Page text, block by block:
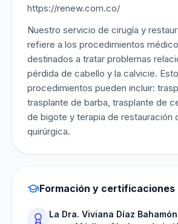
https://renew.com.co/
Nuestro servicio de cirugía y
refiere a los procedimientos
destinados a tratar problemas
pérdida de cabello y la calvicie.
procedimientos pueden incluir:
trasplante de barba, trasplante de
de bigote y terapia de restauración
quirúrgica.
Formación y certificaciones
La Dra. Viviana Díaz